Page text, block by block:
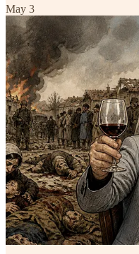
May 3